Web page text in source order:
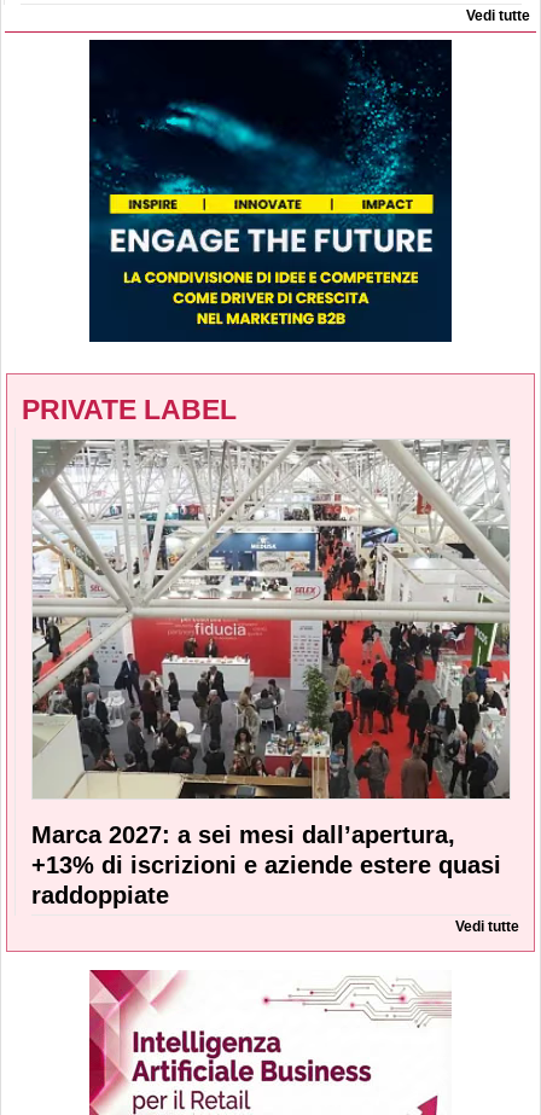
Vedi tutte
PRIVATE LABEL
Marca 2027: a sei mesi dall’apertura,
+13% di iscrizioni e aziende estere quasi
raddoppiate
Vedi tutte